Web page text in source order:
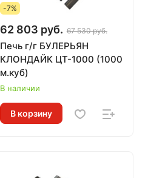
-7%
62 803 руб. 67 530 руб.
Печь г/г БУЛЕРЬЯН
КЛОНДАЙК ЦТ-1000 (1000
м.куб)
В наличии
В корзину